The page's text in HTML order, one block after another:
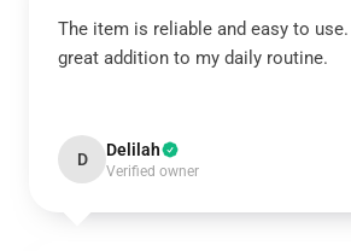
The item is reliable and easy to
great addition to my daily routine.
D Delilah
Verified owner